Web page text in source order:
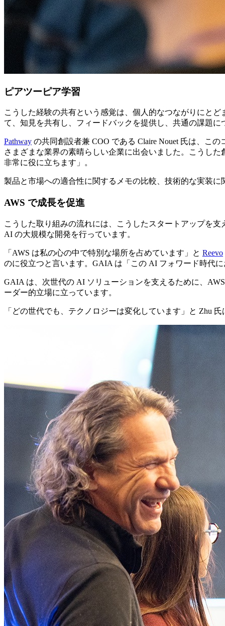
ピアツーピア学習
こうした経験の共有という感覚は、個人的なつながりにと
て、知見を共有し、フィードバックを提供し、共通の課題
Pathway の共同創設者兼 COO である Claire Nouet 氏は、こ
さまざまな業界の素晴らしい企業に出会いました。こうし
非常に役に立ちます」。
製品と市場への適合性に関するメモの比較、技術的な実装
AWS で成長を促進
こうした取り組みの流れには、こうしたスタートアップを
AI の大規模な開発を行っています。
「 AWS は私の心の中で特別な場所を占めています」と Reevo
のに役立つと言います。GAIA は「この AI フォワード時代
GAIA は、次世代の AI ソリューションを支えるために、
ーダー的立場に立っています。
「 どの世代でも、テクノロジーは変化しています」と Zhu